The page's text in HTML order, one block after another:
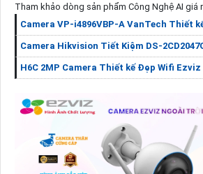
Tham khảo dòng sản phẩm Công Nghệ AI giá
Camera VP-i4896VBP-A VanTech Thiết
Camera Hikvision Tiết Kiệm DS-
H6C 2MP Camera Thiết kế Đẹp Wifi Ezviz